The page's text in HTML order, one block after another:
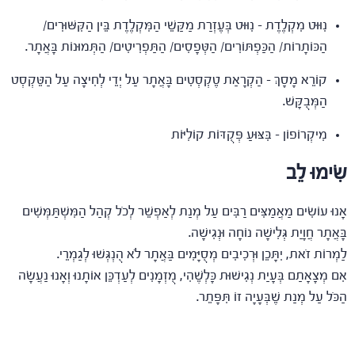
נִוּוּט מִקְלֶדֶת – נִוּוּט בְּעֶזְרַת מַקַּשֵׁי הַמִּקְלֶדֶת בֵּין הַקִּשּׁוּרִים/
הַכּוֹתָרוֹת/ הַכַּפְתּוֹרִים/ הַטְּפָסִים/ הַתַּפְרִיטִים/ הַתְּמוּנוֹת בָּאֲתָר.
קוֹרֵא מָסָךְ – הַקְרָאַת טֶקְסְטִים בָּאֲתָר עַל יְדֵי לְחִיצָה עַל הַטֵּקְסְט
הַמְּבֻקָּשׁ.
מִיקְרוֹפוֹן – בִּצּוּעַ פְּקֻדּוֹת קוֹלִיּוֹת
שִׂימוּ לֵב
אָנוּ עוֹשִׂים מַאֲמַצִּים רַבִּים עַל מְנַת לְאַפְשֵׁר לְכֹל קְהַל הַמִּשְׁתַּמְּשִׁים
בָּאֲתָר חֲוָיַת גְּלִישָׁה נוֹחָה וּנְגִישָׁה.
לַמְרוֹת זֹאת, יִתָּכֵן וּרְכִיבִים מְסֻיָּמִים בַּאֲתָר לֹא הֻנְגְּשׁוּ לְגַמְרֵי.
אִם מְצָאָתַם בְּעָיַת נְגִישׁוּת כָּלְשֶׁהִי, מֻזְמָנִים לְעַדְכֵּן אוֹתָנוּ וְאָנוּ נַעֲשָׂה
הַכֹּל עַל מְנַת שֶׁבְּעָיָה זוֹ תִּפָּתֵר.